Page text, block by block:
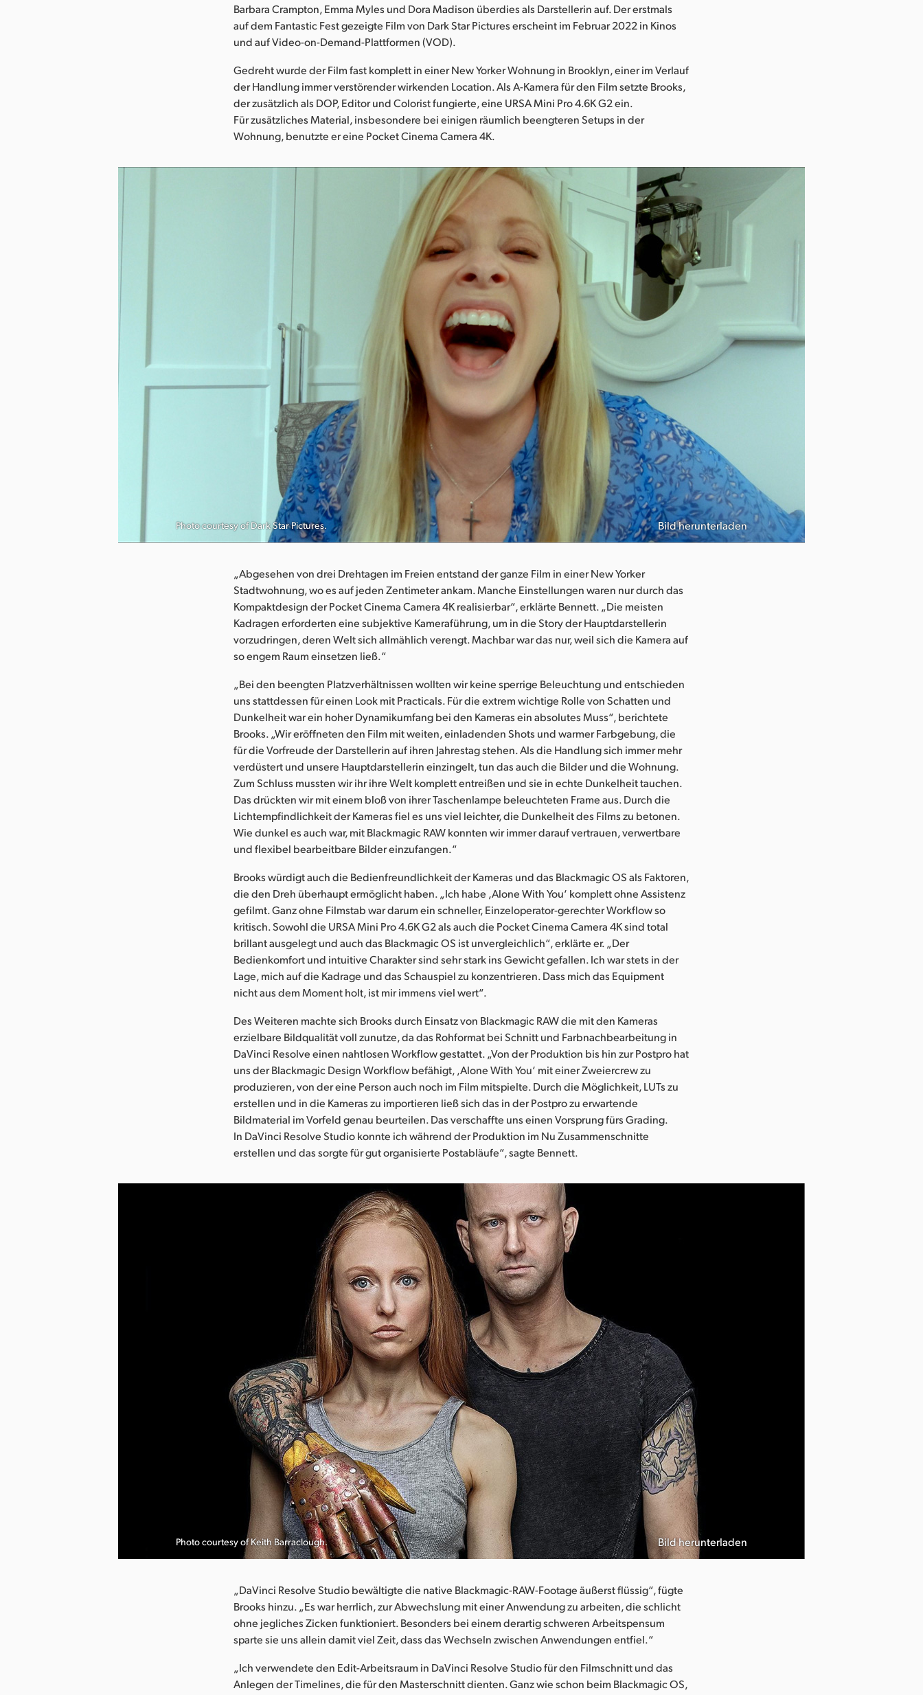
Barbara Crampton, Emma Myles und Dora Madison überdies als Darstellerin auf. Der erstmals
auf dem Fantastic Fest gezeigte Film von Dark Star Pictures erscheint im Februar 2022 in Kinos
und auf Video-on-Demand-Plattformen (VOD).
Gedreht wurde der Film fast komplett in einer New Yorker Wohnung in Brooklyn, einer im Verlauf
der Handlung immer verstörender wirkenden Location. Als A-Kamera für den Film setzte Brooks,
der zusätzlich als DOP, Editor und Colorist fungierte, eine URSA Mini Pro 4.6K G2 ein.
Für zusätzliches Material, insbesondere bei einigen räumlich beengteren Setups in der
Wohnung, benutzte er eine Pocket Cinema Camera 4K.
Photo courtesy of Dark Star Pictures. Bild herunterladen
„Abgesehen von drei Drehtagen im Freien entstand der ganze Film in einer New Yorker
Stadtwohnung, wo es auf jeden Zentimeter ankam. Manche Einstellungen waren nur durch das
Kompaktdesign der Pocket Cinema Camera 4K realisierbar“, erklärte Bennett. „Die meisten
Kadragen erforderten eine subjektive Kameraführung, um in die Story der Hauptdarstellerin
vorzudringen, deren Welt sich allmählich verengt. Machbar war das nur, weil sich die Kamera auf
so engem Raum einsetzen ließ.“
„Bei den beengten Platzverhältnissen wollten wir keine sperrige Beleuchtung und entschieden
uns stattdessen für einen Look mit Practicals. Für die extrem wichtige Rolle von Schatten und
Dunkelheit war ein hoher Dynamikumfang bei den Kameras ein absolutes Muss“, berichtete
Brooks. „Wir eröffneten den Film mit weiten, einladenden Shots und warmer Farbgebung, die
für die Vorfreude der Darstellerin auf ihren Jahrestag stehen. Als die Handlung sich immer mehr
verdüstert und unsere Hauptdarstellerin einzingelt, tun das auch die Bilder und die Wohnung.
Zum Schluss mussten wir ihr ihre Welt komplett entreißen und sie in echte Dunkelheit tauchen.
Das drückten wir mit einem bloß von ihrer Taschenlampe beleuchteten Frame aus. Durch die
Lichtempfindlichkeit der Kameras fiel es uns viel leichter, die Dunkelheit des Films zu betonen.
Wie dunkel es auch war, mit Blackmagic RAW konnten wir immer darauf vertrauen, verwertbare
und flexibel bearbeitbare Bilder einzufangen.“
Brooks würdigt auch die Bedienfreundlichkeit der Kameras und das Blackmagic OS als Faktoren,
die den Dreh überhaupt ermöglicht haben. „Ich habe ,Alone With You‘ komplett ohne Assistenz
gefilmt. Ganz ohne Filmstab war darum ein schneller, Einzeloperator-gerechter Workflow so
kritisch. Sowohl die URSA Mini Pro 4.6K G2 als auch die Pocket Cinema Camera 4K sind total
brillant ausgelegt und auch das Blackmagic OS ist unvergleichlich“, erklärte er. „Der
Bedienkomfort und intuitive Charakter sind sehr stark ins Gewicht gefallen. Ich war stets in der
Lage, mich auf die Kadrage und das Schauspiel zu konzentrieren. Dass mich das Equipment
nicht aus dem Moment holt, ist mir immens viel wert“.
Des Weiteren machte sich Brooks durch Einsatz von Blackmagic RAW die mit den Kameras
erzielbare Bildqualität voll zunutze, da das Rohformat bei Schnitt und Farbnachbearbeitung in
DaVinci Resolve einen nahtlosen Workflow gestattet. „Von der Produktion bis hin zur Postpro hat
uns der Blackmagic Design Workflow befähigt, ,Alone With You‘ mit einer Zweiercrew zu
produzieren, von der eine Person auch noch im Film mitspielte. Durch die Möglichkeit, LUTs zu
erstellen und in die Kameras zu importieren ließ sich das in der Postpro zu erwartende
Bildmaterial im Vorfeld genau beurteilen. Das verschaffte uns einen Vorsprung fürs Grading.
In DaVinci Resolve Studio konnte ich während der Produktion im Nu Zusammenschnitte
erstellen und das sorgte für gut organisierte Postabläufe“, sagte Bennett.
Photo courtesy of Keith Barraclough. Bild herunterladen
„DaVinci Resolve Studio bewältigte die native Blackmagic-RAW-Footage äußerst flüssig“, fügte
Brooks hinzu. „Es war herrlich, zur Abwechslung mit einer Anwendung zu arbeiten, die schlicht
ohne jegliches Zicken funktioniert. Besonders bei einem derartig schweren Arbeitspensum
sparte sie uns allein damit viel Zeit, dass das Wechseln zwischen Anwendungen entfiel.“
„Ich verwendete den Edit-Arbeitsraum in DaVinci Resolve Studio für den Filmschnitt und das
Anlegen der Timelines, die für den Masterschnitt dienten. Ganz wie schon beim Blackmagic OS,